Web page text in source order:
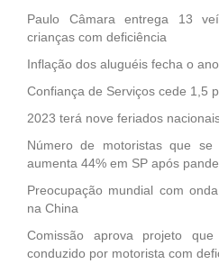
Paulo Câmara entrega 13
crianças com deficiência
Inflação dos aluguéis fecha o
Confiança de Serviços cede 1,5
2023 terá nove feriados
Número de motoristas que
aumenta 44% em SP após
Preocupação mundial com
na China
Comissão aprova projeto
conduzido por motorista com